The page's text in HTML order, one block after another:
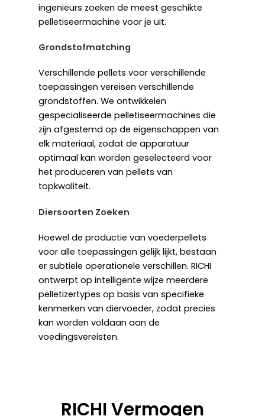
ingenieurs zoeken de meest geschikte
pelletiseermachine voor je uit.
Grondstofmatching
Verschillende pellets voor verschillende
toepassingen vereisen verschillende
grondstoffen. We ontwikkelen
gespecialiseerde pelletiseermachines die
zijn afgestemd op de eigenschappen van
elk materiaal, zodat de apparatuur
optimaal kan worden geselecteerd voor
het produceren van pellets van
topkwaliteit.
Diersoorten Zoeken
Hoewel de productie van voederpellets
voor alle toepassingen gelijk lijkt, bestaan
er subtiele operationele verschillen. RICHI
ontwerpt op intelligente wijze meerdere
pelletizertypes op basis van specifieke
kenmerken van diervoeder, zodat precies
kan worden voldaan aan de
voedingsvereisten.
RICHI Vermogen